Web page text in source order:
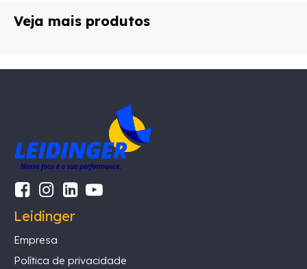
Veja mais produtos
Leidinger
Empresa
Política de privacidade